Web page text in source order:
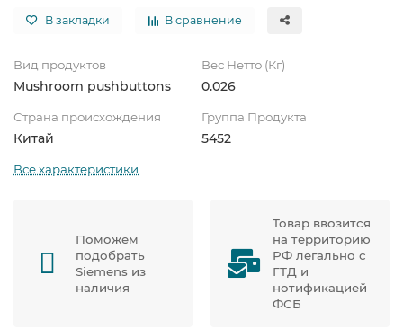
В закладки В сравнение
Вид продуктов
Mushroom pushbuttons
Вес Нетто (Кг)
0.026
Страна происхождения
Китай
Группа Продукта
5452
Все характеристики
Поможем
подобрать
Siemens из
наличия
Товар ввозится
на территорию
РФ легально с
ГТД и
нотификацией
ФСБ